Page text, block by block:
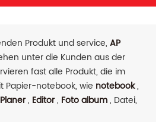
Produkt und service, AP
unter die Kunden aus der
fast alle Produkt, die im
Papier-notebook, wie notebook,
, Editor, Foto album, Datei,